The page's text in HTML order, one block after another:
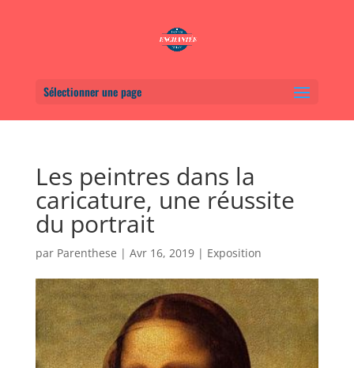
Sélectionner une page
Les peintres dans la
caricature, une réussite
du portrait
par Parenthese | Avr 16, 2019| Exposition